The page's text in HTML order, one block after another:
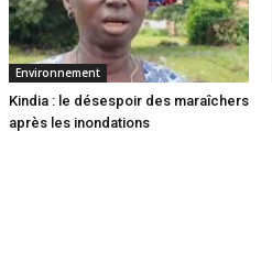
Environnement
Kindia : le désespoir des maraîchers
après les inondations